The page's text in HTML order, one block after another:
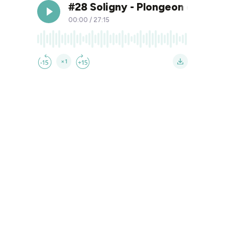
#28 Soligny - Plongeon dans
00:00 / 27:15
×1